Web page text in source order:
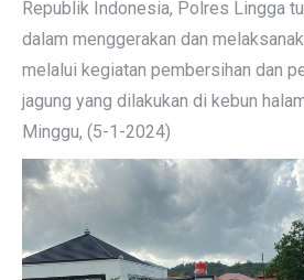
Republik Indonesia, Polres Lingga
dalam menggerakan dan
melalui kegiatan pembersihan dan
jagung yang dilakukan di kebun
Minggu, (5-1-2024)